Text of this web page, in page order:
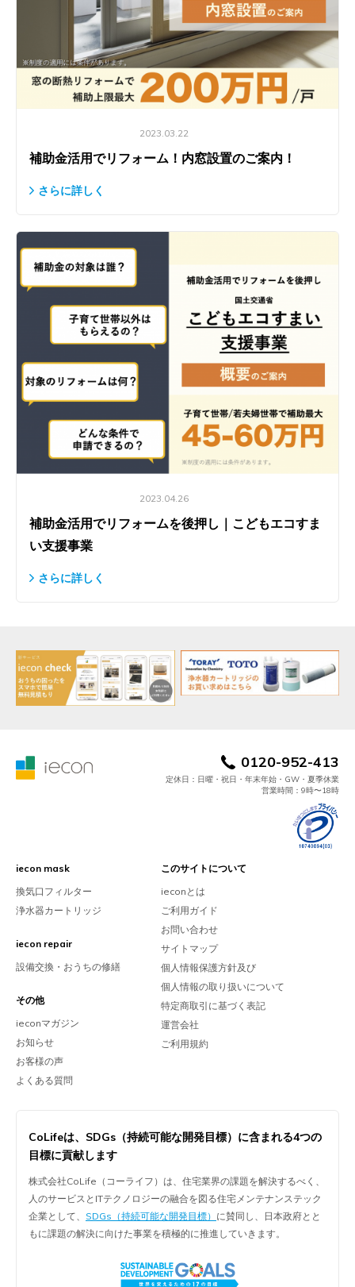
2023.03.22
補助金活用でリフォーム！内窓設置のご案内！
さらに詳しく
2023.04.26
補助金活用でリフォームを後押し｜こどもエコすま
い支援事業
さらに詳しく
0120-952-413
定休日：日曜・祝日・年末年始・GW・夏季休業
営業時間：9時〜18時
iecon mask
換気口フィルター
浄水器カートリッジ
iecon repair
設備交換・おうちの修繕
その他
ieconマガジン
お知らせ
お客様の声
よくある質問
このサイトについて
ieconとは
ご利用ガイド
お問い合わせ
サイトマップ
個人情報保護方針及び
個人情報の取り扱いについて
特定商取引に基づく表記
運営会社
ご利用規約
CoLifeは、 SDGs（持続可能な開発目標）に含まれる4つの
目標に貢献します
株式会社CoLife（コーライフ）は、住宅業界の課題を解決するべく、
人のサービスとITテクノロジーの融合を図る住宅メンテナンステック
企業として、 SDGs（持続可能な開発目標） に賛同し、日本政府とと
もに課題の解決に向けた事業を積極的に推進していきます。